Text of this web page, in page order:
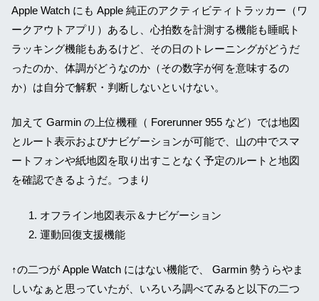
Apple Watch にも Apple 純正のアクティビティトラッカー（ワ
ークアウトアプリ）あるし、心拍数を計測する機能も睡眠ト
ラッキング機能もあるけど、その日のトレーニングがどうだ
ったのか、体調がどうなのか（その数字が何を意味するの
か）は自分で解釈・判断しないといけない。
加えて Garmin の上位機種（ Forerunner 955 など）では地図
とルート表示およびナビゲーションが可能で、山の中でスマ
ートフォンや紙地図を取り出すことなく予定のルートと地図
を確認できるようだ。つまり
オフライン地図表示＆ナビゲーション
運動回復支援機能
↑の二つが Apple Watch にはない機能で、 Garmin 勢うらやま
しいなぁと思っていたが、いろいろ調べてみると以下の二つ